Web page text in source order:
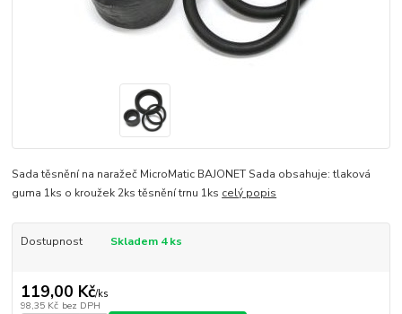
Sada těsnění na naražeč MicroMatic BAJONET Sada obsahuje: tlaková
guma 1ks o kroužek 2ks těsnění trnu 1ks celý popis
Dostupnost Skladem 4 ks
119,00 Kč/ks
98,35 Kč bez DPH